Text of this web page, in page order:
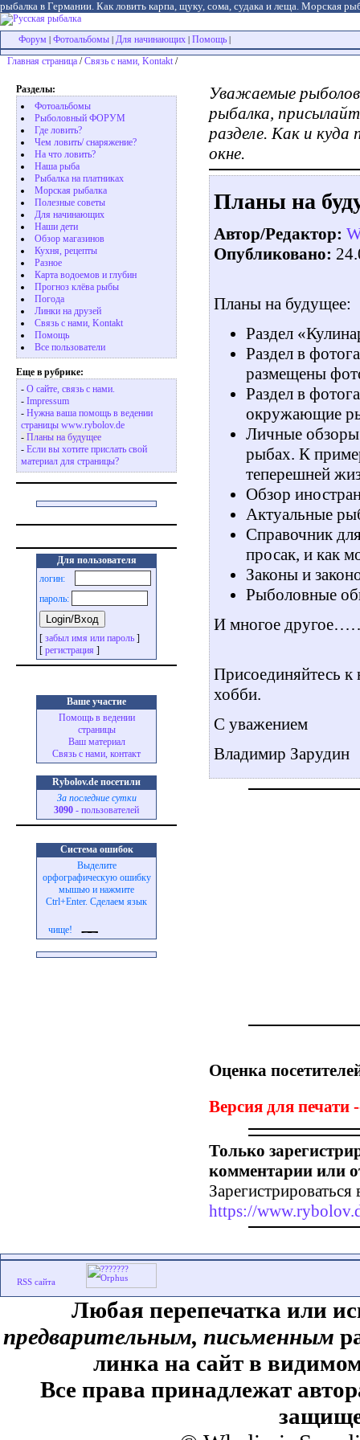
рыбалка в Германии. Как ловить карпа, щуку, сома, судака и леща. Морская
Форум Фотоальбомы Для начинающих Помощь
Главная страница /Связь с нами, Kontakt /
Разделы:
Фотоальбомы
Рыболовный ФОРУМ
Где ловить?
Чем ловить/ снаряжение?
На что ловить?
Наша рыба
Рыбалка на платниках
Морская рыбалка
Полезные советы
Для начинающих
Наши дети
Обзор магазинов
Кухня, рецепты
Разное
Карта водоемов и глубин
Прогноз клёва рыбы
Погода
Линки на друзей
Связь с нами, Kontakt
Помощь
Все пользователи
Еще в рубрике:
- О сайте, связь с нами.
- Impressum
- Нужна ваша помощь в ведении
страницы www.rybolov.de
- Планы на будущее
- Если вы хотите прислать свой
материал для страницы?
Для пользователя
логин:
пароль:
[ забыл имя или пароль ]
[ регистрация ]
Ваше участие
Помощь в ведении
страницы
Ваш материал
Связь с нами, контакт
Rybolov.de посетили
За последние сутки
3090 - пользователей
Система ошибок
Выделите
орфографическую ошибку
мышью и нажмите
Ctrl+Enter. Сделаем язык
чище!
Уважаемые
рыбалка,
разделе. Как и
окне.
Планы на
Автор/Редактор:
Опубликовано:
Планы на будущее:
Раздел
Раздел в
размещены
Раздел в
окружающие
Личные обзоры
рыбах. К
теперешней
Обзор
Актуальные
Справочник
просак, и как
Законы и
Рыболовные
И многое
Присоединяйтесь
хобби.
С уважением
Владимир Зарудин
Оценка
Версия для печати
Только
комментарии или
https://
Любая перепечатка или
предварительным, письменным
линка на сайт в
Все права принадлежат